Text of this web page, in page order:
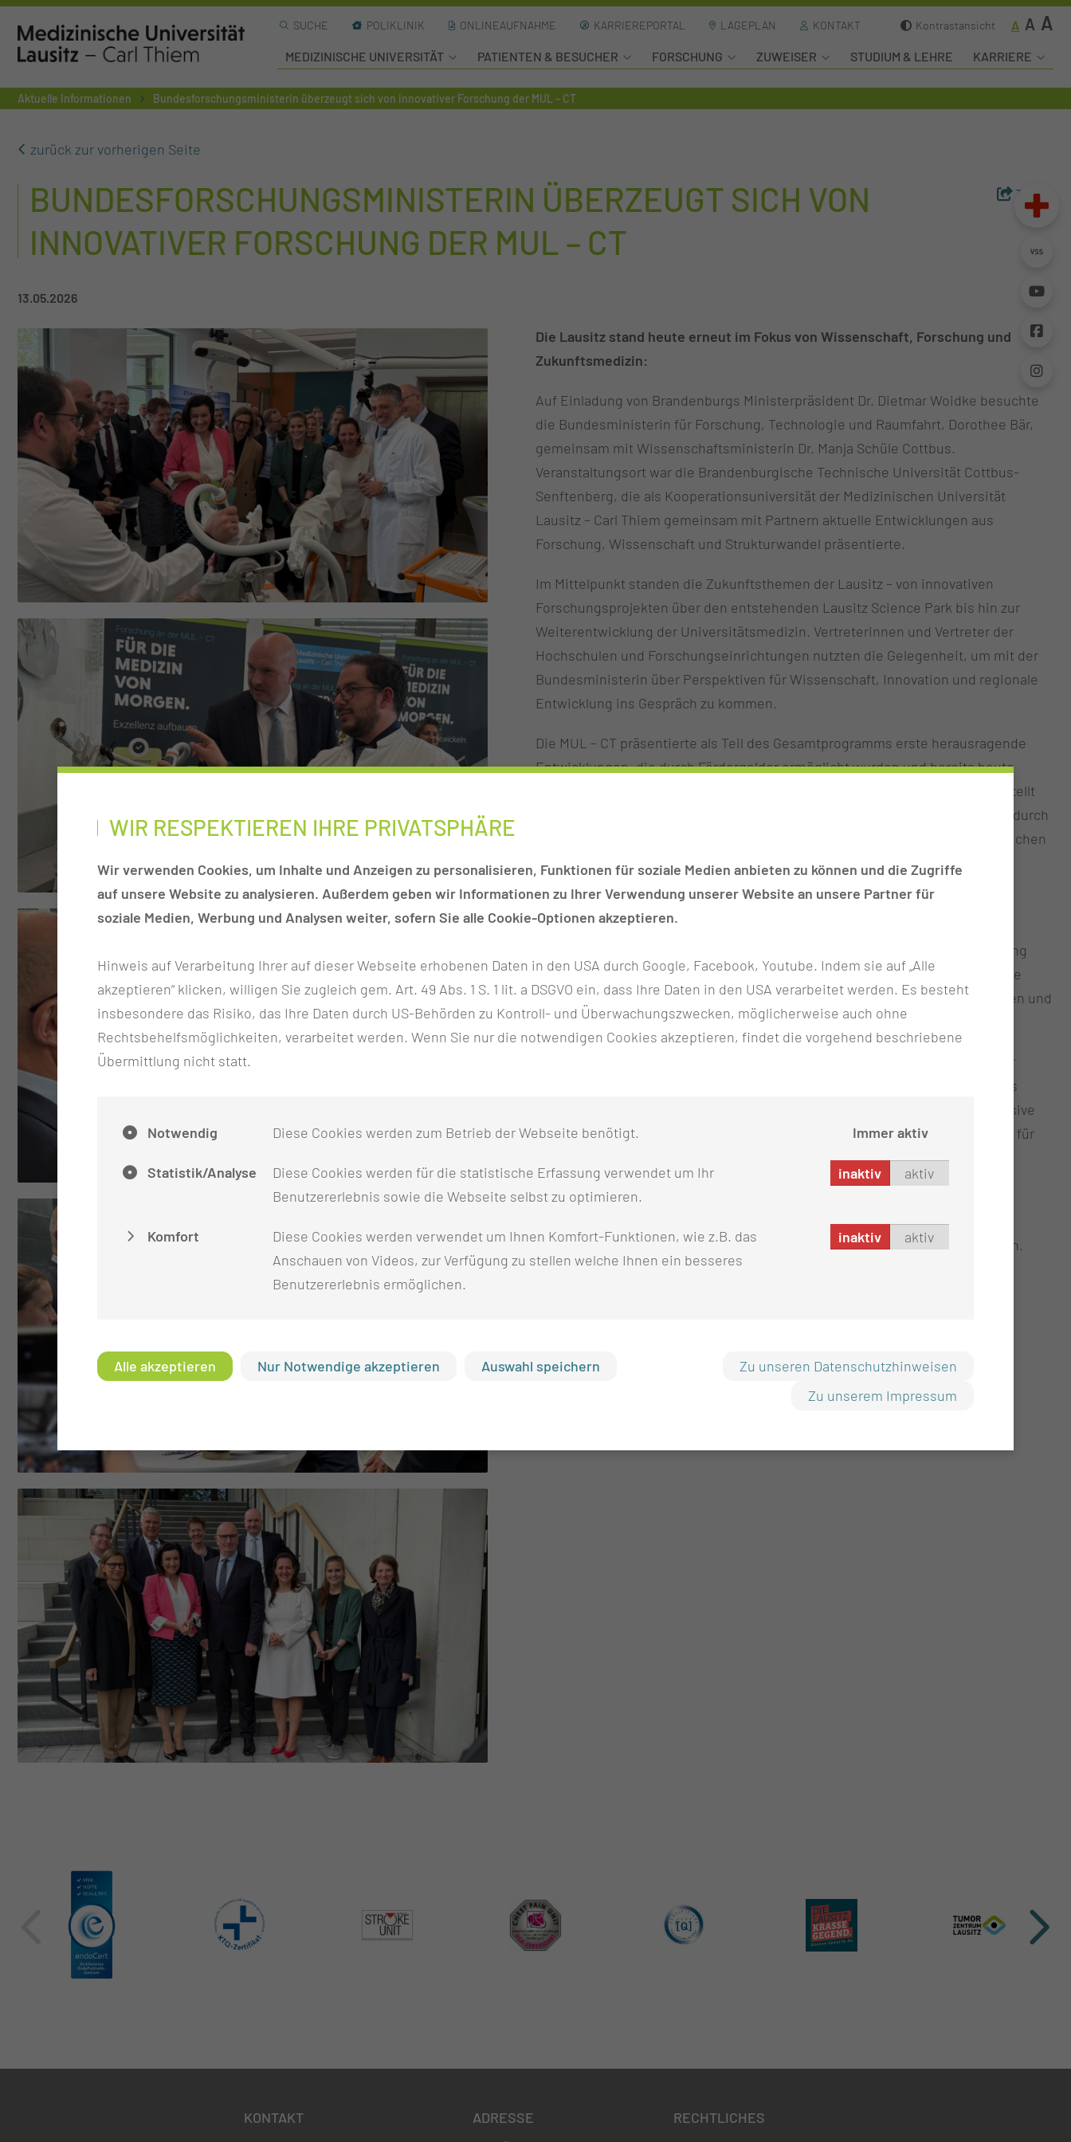
SUCHE POLIKLINIK ONLINEAUFNAHME KARRIEREPORTAL LAGEPLAN KONTAKT Kontrastansicht A A A
MEDIZINISCHE UNIVERSITÄT PATIENTEN & BESUCHER FORSCHUNG ZUWEISER STUDIUM & LEHRE KARRIERE
Aktuelle Informationen Bundesforschungsministerin überzeugt sich von innovativer Forschung der MUL – CT
zurück zur vorherigen Seite
BUNDESFORSCHUNGSMINISTERIN ÜBERZEUGT SICH VON
INNOVATIVER FORSCHUNG DER MUL – CT
Teilen
13.05.2026
Die Lausitz stand heute erneut im Fokus von Wissenschaft, Forschung und
Zukunftsmedizin:
Auf Einladung von Brandenburgs Ministerpräsident Dr. Dietmar Woidke besuchte
die Bundesministerin für Forschung, Technologie und Raumfahrt, Dorothee Bär,
gemeinsam mit Wissenschaftsministerin Dr. Manja Schüle Cottbus.
Veranstaltungsort war die Brandenburgische Technische Universität Cottbus-
Senftenberg, die als Kooperationsuniversität der Medizinischen Universität
Lausitz – Carl Thiem gemeinsam mit Partnern aktuelle Entwicklungen aus
Forschung, Wissenschaft und Strukturwandel präsentierte.
Im Mittelpunkt standen die Zukunftsthemen der Lausitz – von innovativen
Forschungsprojekten über den entstehenden Lausitz Science Park bis hin zur
Weiterentwicklung der Universitätsmedizin. Vertreterinnen und Vertreter der
Hochschulen und Forschungseinrichtungen nutzten die Gelegenheit, um mit der
Bundesministerin über Perspektiven für Wissenschaft, Innovation und regionale
Entwicklung ins Gespräch zu kommen.
Die MUL – CT präsentierte als Teil des Gesamtprogramms erste herausragende
Entwicklungen, die durch Fördergelder ermöglicht wurden und bereits heute
wichtige Impulse für die Gesundheitsversorgung der Zukunft setzen. Vorgestellt
wurde unter anderem der konsequente Aufbau neuer Forschungsstrukturen durch
Professuren und Lehrstühle sowie die gezielte Förderung des wissenschaftlichen
Nachwuchses.
Ein weiterer Schwerpunkt der MUL – CT lag auf der Digitalisierung der
Gesundheitsversorgung. Präsentiert wurden Pläne für den Aufbau einer
leistungsfähigen KI-, Hybrid-IT- und Cloud-Infrastruktur sowie die Entwicklung
zum „Digitalen Leitkrankenhaus“. Ziel ist es, datenbasierte Forschung, digitale
Lehre und moderne Patientenversorgung intelligent miteinander zu verbinden und
die Gesundheitsakteure der Lausitz regional stärker zu vernetzen.
Darüber hinaus stellte die MUL – CT innovative Entwicklungen im Bereich der
Neurochirurgie vor. Gezeigt wurde das sogenannte präoperative Mapping des
Gehirns im Rahmen eines Brain-Machine-Interface-Ansatzes. Die nicht-invasive
Hirnstimulation soll künftig personalisierte Diagnostik- und Therapieansätze für
komplexe neurologische Erkrankungen ermöglichen und nachhaltig in die
klinische Praxis integriert werden.
Der Besuch verdeutlichte eindrucksvoll, wie eng Wissenschaft, Forschung,
Hochschulen und medizinische Versorgung in der Lausitz zusammenarbeiten.
Gleichzeitig wurde sichtbar, wie Fördermittel gezielt eingesetzt werden, um
KONTAKT ADRESSE RECHTLICHES
WIR RESPEKTIEREN IHRE PRIVATSPHÄRE
Wir verwenden Cookies, um Inhalte und Anzeigen zu personalisieren, Funktionen für soziale Medien anbieten zu können und die Zugriffe
auf unsere Website zu analysieren. Außerdem geben wir Informationen zu Ihrer Verwendung unserer Website an unsere Partner für
soziale Medien, Werbung und Analysen weiter, sofern Sie alle Cookie-Optionen akzeptieren.
Hinweis auf Verarbeitung Ihrer auf dieser Webseite erhobenen Daten in den USA durch Google, Facebook, Youtube. Indem sie auf „Alle
akzeptieren“ klicken, willigen Sie zugleich gem. Art. 49 Abs. 1 S. 1 lit. a DSGVO ein, dass Ihre Daten in den USA verarbeitet werden. Es besteht
insbesondere das Risiko, das Ihre Daten durch US-Behörden zu Kontroll- und Überwachungszwecken, möglicherweise auch ohne
Rechtsbehelfsmöglichkeiten, verarbeitet werden. Wenn Sie nur die notwendigen Cookies akzeptieren, findet die vorgehend beschriebene
Übermittlung nicht statt.
Notwendig Diese Cookies werden zum Betrieb der Webseite benötigt. Immer aktiv
Statistik/Analyse
Diese Cookies werden für die statistische Erfassung verwendet um Ihr
Benutzererlebnis sowie die Webseite selbst zu optimieren.
inaktiv aktiv
Komfort
Diese Cookies werden verwendet um Ihnen Komfort-Funktionen, wie z.B. das
Anschauen von Videos, zur Verfügung zu stellen welche Ihnen ein besseres
Benutzererlebnis ermöglichen.
inaktiv aktiv
Alle akzeptieren Nur Notwendige akzeptieren Auswahl speichern
Zu unseren Datenschutzhinweisen
Zu unserem Impressum